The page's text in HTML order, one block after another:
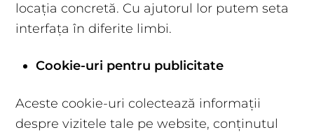
locația concretă. Cu ajutorul lor putem seta
interfața în diferite limbi.
Cookie-uri pentru publicitate
Aceste cookie-uri colectează informații
despre vizitele tale pe website, conținutul